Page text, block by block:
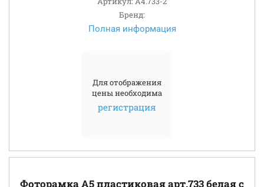
Бренд:
Полная информация
Для отображения
цены необходима
регистрация
Фоторамка A5 пластиковая арт.733 белая с